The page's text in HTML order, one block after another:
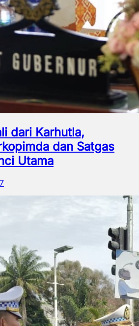
dari Karhutla,
dan Satgas
Utama